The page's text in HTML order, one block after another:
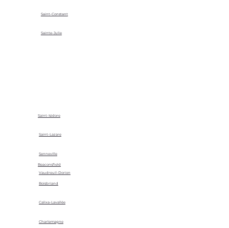
Saint-Constant
Sainte-Julie
Saint-Isidore
Saint-Lazare
Senneville
Vaudreuil-Dorion
Beaconsfield
Boisbriand
Calixa-Lavallée
Charlemagne